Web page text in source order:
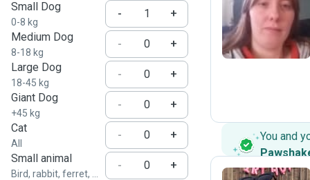
Small Dog
0-8 kg
-
+
Medium Dog
8-18 kg
-
+
Large Dog
18-45 kg
-
+
Giant Dog
+45 kg
-
+
Cat
All
-
+
Small animal
Bird, rabbit, ferret, ...
-
+
I
You and